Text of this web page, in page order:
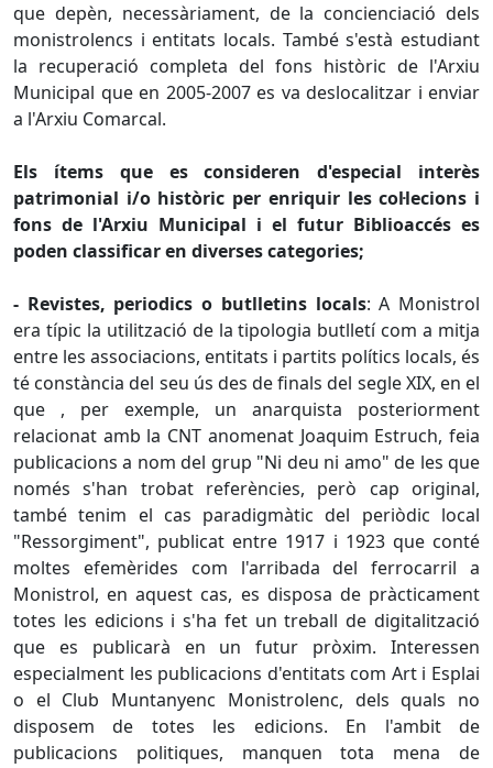
que depèn, necessàriament, de la concienciació dels
monistrolencs i entitats locals. També s'està estudiant
la recuperació completa del fons històric de l'Arxiu
Municipal que en 2005-2007 es va deslocalitzar i enviar
a l'Arxiu Comarcal.
Els ítems que es consideren d'especial interès
patrimonial i/ohistòric per enriquir les col·lecions i
fons de l'Arxiu Municipal i el futur Biblioaccés es
poden classificar en diverses categories;
- Revistes, periodics o butlletins locals: A Monistrol
era típic la utilització de la tipologia butlletí com a mitja
entre les associacions, entitats i partits polítics locals, és
té constància del seu ús des de finals del segle XIX, en el
que , per exemple, un anarquista posteriorment
relacionat amb la CNT anomenat Joaquim Estruch, feia
publicacions a nom del grup "Ni deu ni amo" de les que
només s'han trobat referències, però cap original,
també tenim el cas paradigmàtic del periòdic local
"Ressorgiment", publicat entre 1917 i 1923 que conté
moltes efemèrides com l'arribada del ferrocarril a
Monistrol, en aquest cas, es disposa de pràcticament
totes les edicions i s'ha fet un treball de digitalització
que es publicarà en un futur pròxim. Interessen
especialment les publicacions d'entitats com Art i Esplai
o el Club Muntanyenc Monistrolenc, dels quals no
disposem de totes les edicions. En l'ambit de
publicacions politiques, manquen tota mena de